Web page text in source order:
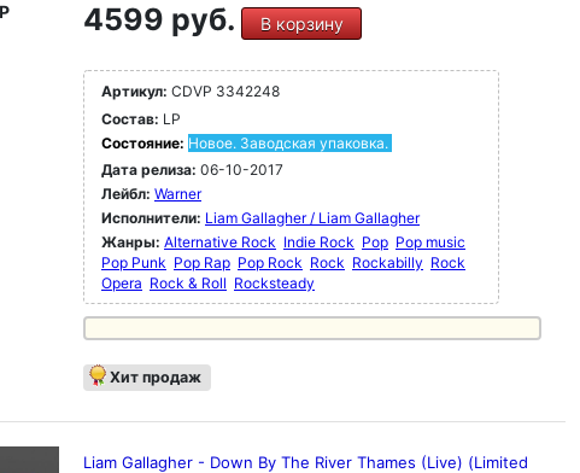
4599 руб. В корзину
Артикул: CDVP 3342248
Состав: LP
Состояние: Новое. Заводская упаковка.
Дата релиза: 06-10-2017
Лейбл: Warner
Исполнители: Liam Gallagher / Liam Gallagher
Жанры: Alternative Rock Indie Rock Pop Pop music
Pop Punk Pop Rap Pop Rock Rock Rockabilly Rock
Opera Rock & Roll Rocksteady
Хит продаж
Liam Gallagher - Down By The River Thames (Live) (Limited